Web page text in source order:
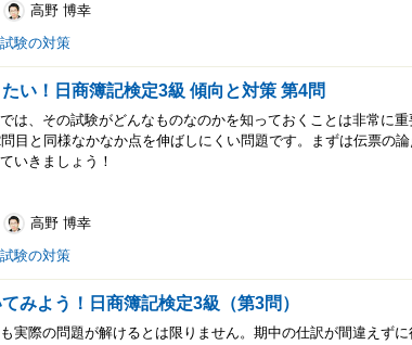
高野 博幸
験の対策
い！日商簿記検定3級 傾向と対策 第4問
は、その試験がどんなものなのかを知っておくことは非常に重
目と同様なかなか点を伸ばしにくい問題です。まずは伝票の
いきましょう！
高野 博幸
験の対策
みよう！日商簿記検定3級（第3問）
実際の問題が解けるとは限りません。期中の仕訳が間違えず